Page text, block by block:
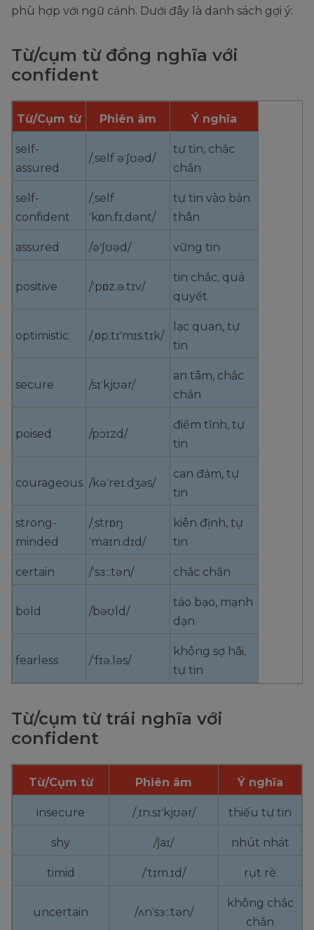
phù hợp với ngữ cảnh. Dưới đây là danh sách gợi ý:
Từ/cụm từ đồng nghĩa với
confident
Từ/Cụm từ Phiên âm Ý nghĩa
self-
assured
/ˌself əˈʃʊəd/
tự tin, chắc
chắn
self-
confident
/ˌself
ˈkɒn.fɪ.dənt/
tự tin vào bản
thân
assured /əˈʃʊəd/ vững tin
positive /ˈpɒz.ə.tɪv/
tin chắc, quả
quyết
optimistic /ˌɒp.tɪˈmɪs.tɪk/
lạc quan, tự
tin
secure /sɪˈkjʊər/
an tâm, chắc
chắn
poised /pɔɪzd/
điềm tĩnh, tự
tin
courageous /kəˈreɪ.dʒəs/
can đảm, tự
tin
strong-
minded
/ˌstrɒŋ
ˈmaɪn.dɪd/
kiên định, tự
tin
certain /ˈsɜː.tən/ chắc chắn
bold /bəʊld/
táo bạo, mạnh
dạn
fearless /ˈfɪə.ləs/
không sợ hãi,
tự tin
Từ/cụm từ trái nghĩa với
confident
Từ/Cụm từ Phiên âm Ý nghĩa
insecure /ˌɪn.sɪˈkjʊər/ thiếu tự tin
shy /ʃaɪ/ nhút nhát
timid /ˈtɪm.ɪd/ rụt rè
uncertain /ʌnˈsɜː.tən/
không chắc
chắn